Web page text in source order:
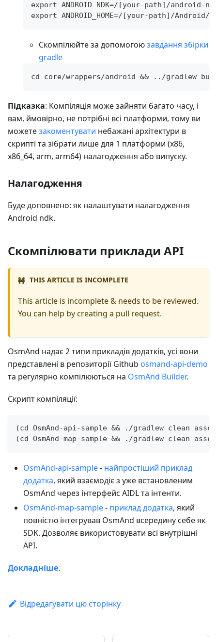
export ANDROID_NDK=/[your-path]/android-
export ANDROID_HOME=/[your-path]/Android/
Скомпілюйте за допомогоюзавдання збірки
gradle
cd core/wrappers/android && ../gradlew
Підказка: Компіляція може зайняти багато часу, і
вам, ймовірно, не потрібні всі платформи, тому ви
можетезакоментувати небажані архітектури в
скрипті та зібрати лише для 1 платформи (x86,
x86_64, arm, arm64) налагодження або випуску.
Налагодження
Буде доповнено: як налаштувати налагодження
Android ndk.
Скомпілювати приклади API
🚧 THIS ARTICLE IS INCOMPLETE
This article is incomplete & needs to be reviewed.
You can help by creating a pull request.
OsmAnd надає 2 типи прикладів додатків, усі вони
представлені в репозиторії Github osmand-api-demo
та регулярно компілюються на OsmAnd Builder.
Скрипт компіляції:
(cd OsmAnd-api-sample && ./gradlew clean
(cd OsmAnd-map-sample && ./gradlew clean
OsmAnd-api-sample- найпростіший приклад
додатка, який взаємодіє з уже встановленим
OsmAnd через інтерфейс AIDL та інтенти.
OsmAnd-map-sample- приклад додатка, який
повністю інтегрував OsmAnd всередину себе як
SDK. Дозволяє використовувати всі внутрішні
API.
Докладніше.
Відредагувати цю сторінку